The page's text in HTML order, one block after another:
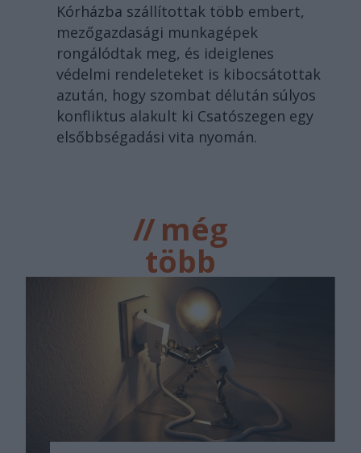
Kórházba szállítottak több embert,
mezőgazdasági munkagépek
rongálódtak meg, és ideiglenes
védelmi rendeleteket is kibocsátottak
azután, hogy szombat délután súlyos
konfliktus alakult ki Csatószegen egy
elsőbbségadási vita nyomán.
//még
több
főtér.ro